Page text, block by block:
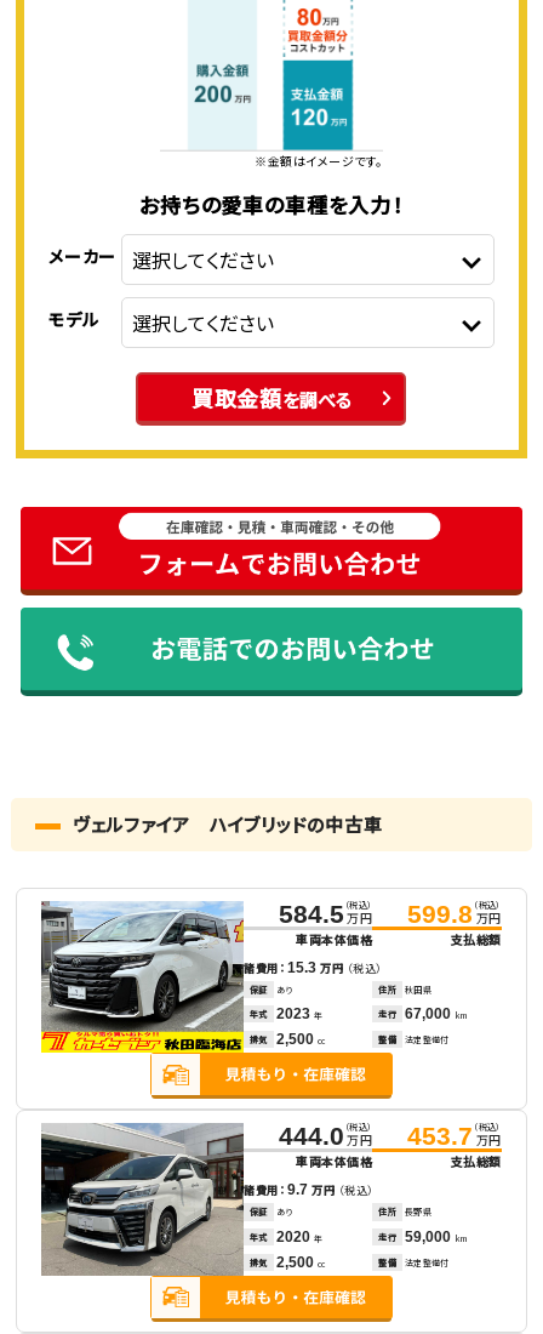
※金額はイメージです。
お持ちの愛車の車種を入力！
メーカー
モデル
買取金額を調べる
ヴェルファイア ハイブリッドの中古車
584.5 （税込）
万円
車両本体価格
599.8 （税込）
万円
支払総額
諸費用：15.3万円 （税込）
保証 あり 住所 秋田県
年式 2023 年 走行 67,000 km
排気 2,500 cc 整備 法定整備付
444.0 （税込）
万円
車両本体価格
453.7 （税込）
万円
支払総額
諸費用：9.7万円 （税込）
保証 あり 住所 長野県
年式 2020 年 走行 59,000 km
排気 2,500 cc 整備 法定整備付